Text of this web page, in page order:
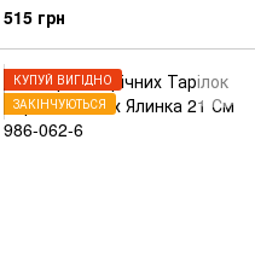
515 грн
КУПУЙ ВИГІДНО
ЗАКІНЧУЮТЬСЯ